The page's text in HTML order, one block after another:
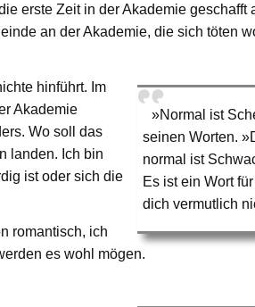
erste Zeit in der Akademie geschafft
an der Akademie, die sich töten
»Normal ist
seinen Worten.
normal ist
Es ist ein Wort
dich vermutlich
hinführt. Im
Akademie
Wo soll das
landen. Ich bin
ist oder sich die
romantisch, ich
es wohl mögen.